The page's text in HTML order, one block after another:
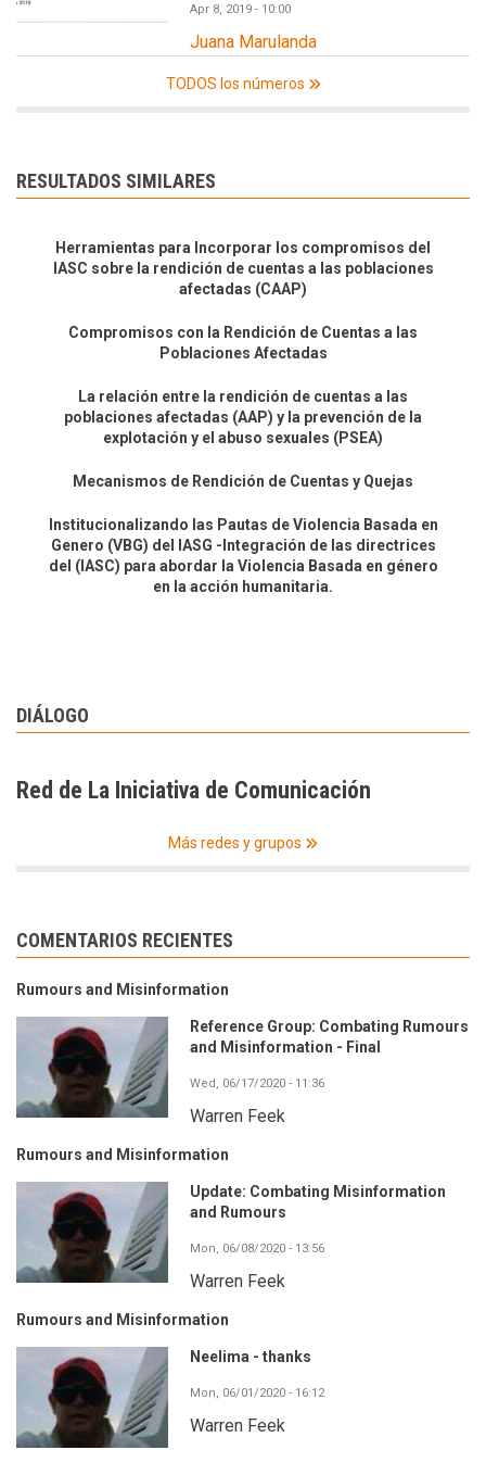
Apr 8, 2019 - 10:00
Juana Marulanda
TODOS los números
RESULTADOS SIMILARES
Herramientas para Incorporar los compromisos del
IASC sobre la rendición de cuentas a las poblaciones
afectadas (CAAP)
Compromisos con la Rendición de Cuentas a las
Poblaciones Afectadas
La relación entre la rendición de cuentas a las
poblaciones afectadas (AAP) y la prevención de la
explotación y el abuso sexuales (PSEA)
Mecanismos de Rendición de Cuentas y Quejas
Institucionalizando las Pautas de Violencia Basada en
Genero (VBG) del IASG -Integración de las directrices
del (IASC) para abordar la Violencia Basada en género
en la acción humanitaria.
DIÁLOGO
Red de La Iniciativa de Comunicación
Más redes y grupos
COMENTARIOS RECIENTES
Rumours and Misinformation
Reference Group: Combating Rumours
and Misinformation - Final
Wed, 06/17/2020 - 11:36
Warren Feek
Rumours and Misinformation
Update: Combating Misinformation
and Rumours
Mon, 06/08/2020 - 13:56
Warren Feek
Rumours and Misinformation
Neelima - thanks
Mon, 06/01/2020 - 16:12
Warren Feek